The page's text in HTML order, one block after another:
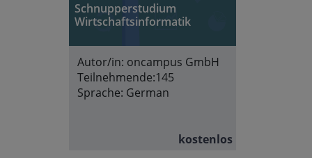
Schnupperstudium
Wirtschaftsinformatik
Autor/in: oncampus GmbH
Teilnehmende:145
Sprache: German
kostenlos